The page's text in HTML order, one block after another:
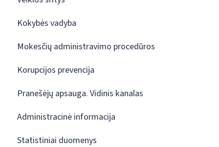
Kokybės vadyba
Mokesčių administravimo procedūros
Korupcijos prevencija
Pranešėjų apsauga. Vidinis kanalas
Administracinė informacija
Statistiniai duomenys